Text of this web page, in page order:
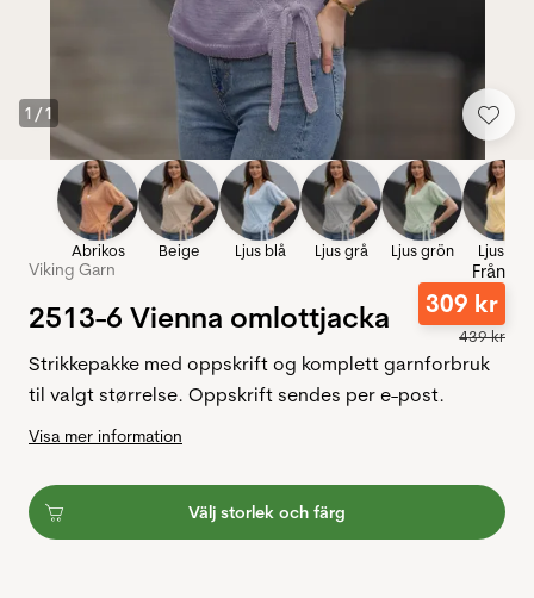
1 /1
Abrikos Beige Ljus blå Ljus grå Ljus grön Ljus gul
Viking Garn
2513-6 Vienna omlottjacka
Från
309 kr
439kr
Strikkepakke med oppskrift og komplett garnforbruk
til valgt størrelse. Oppskrift sendes per e-post.
Visa mer information
Välj storlek och färg